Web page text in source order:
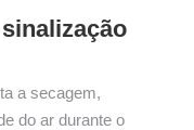
a secagem,
do ar durante o